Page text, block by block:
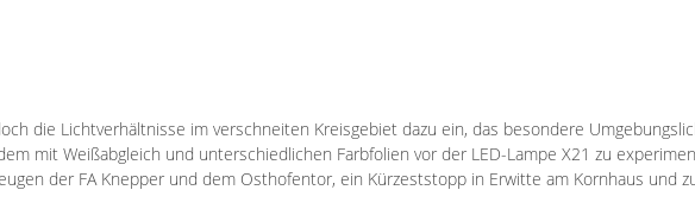
die Lichtverhältnisse im verschneiten Kreisgebiet dazu ein, das besondere
mit Weißabgleich und unterschiedlichen Farbfolien vor der LED-Lampe X21 zu
der FA Knepper und dem Osthofentor, ein Kürzeststopp in Erwitte am Kornhaus und